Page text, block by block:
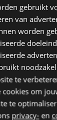
in
gebruikt
van
worden
te
cookies om
te
privacy- en